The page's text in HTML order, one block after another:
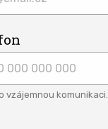
vzájemnou komunikaci.